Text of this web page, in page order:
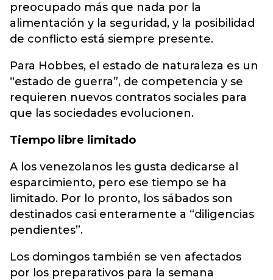
preocupado más que nada por la
alimentación y la seguridad, y la posibilidad
de conflicto está siempre presente.
Para Hobbes, el estado de naturaleza es un
“estado de guerra”, de competencia y se
requieren nuevos contratos sociales para
que las sociedades evolucionen.
Tiempo libre limitado
A los venezolanos les gusta dedicarse al
esparcimiento, pero ese tiempo se ha
limitado. Por lo pronto, los sábados son
destinados casi enteramente a “diligencias
pendientes”.
Los domingos también se ven afectados
por los preparativos para la semana